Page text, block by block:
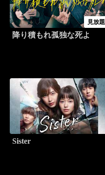
見放題
降り積もれ孤独な死よ
Sister